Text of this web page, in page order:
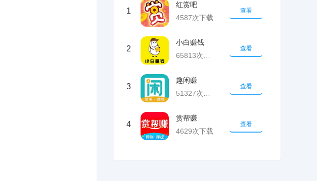
1
红赏吧
4587次下载
查看
2
小白赚钱
查看
3
趣闲赚
查看
4
赏帮赚
4629次下载
查看